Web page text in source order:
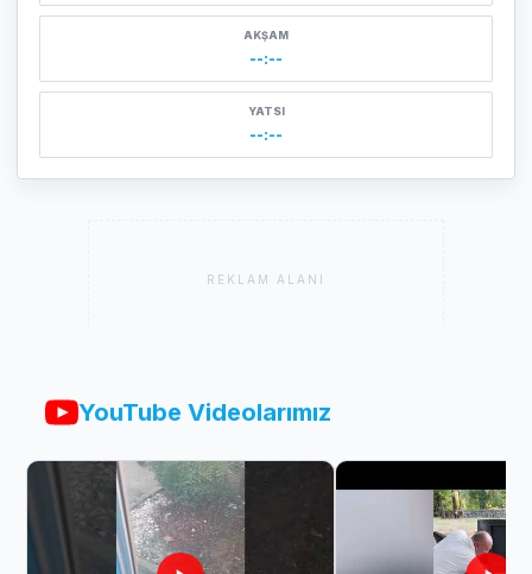
AKŞAM
--:--
YATSI
--:--
REKLAM ALANI
YouTube Videolarımız